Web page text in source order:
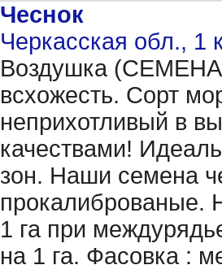
Чеснок
Черкасская обл., 1
Воздушка (CЕМЕНА
всхожесть. Сорт
неприхотливый в
качествами!
зон. Наши семена
прокалиброваные.
1 га при
на 1 га. Фасовка :